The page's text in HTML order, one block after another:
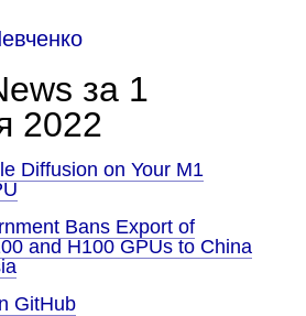
за 1
2022
Diffusion on Your M1
Bans Export of
and H100 GPUs to China
GitHub